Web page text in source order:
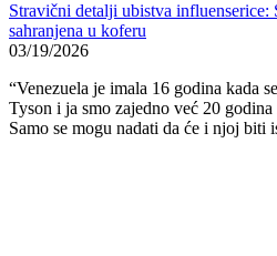
Stravični detalji ubistva influenserice:
sahranjena u koferu
03/19/2026
“Venezuela je imala 16 godina kada
Tyson i ja smo zajedno već 20
Samo se mogu nadati da će i njoj biti